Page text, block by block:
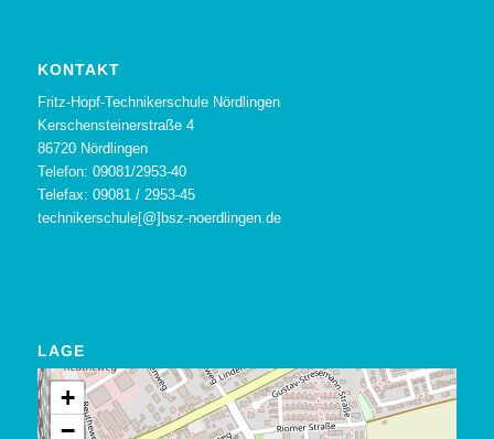
KONTAKT
Fritz-Hopf-Technikerschule Nördlingen
Kerschensteinerstraße 4
86720 Nördlingen
Telefon: 09081/2953-40
Telefax: 09081 / 2953-45
technikerschule[@]bsz-noerdlingen.de
LAGE
+
−